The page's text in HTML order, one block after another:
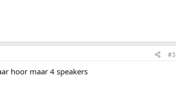
#3
hoor maar 4 speakers